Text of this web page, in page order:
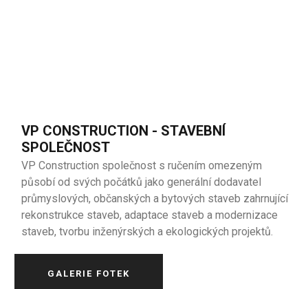
VP CONSTRUCTION - STAVEBNÍ
SPOLEČNOST
VP Construction společnost s ručením omezeným
působí od svých počátků jako generální dodavatel
průmyslových, občanských a bytových staveb zahrnující
rekonstrukce staveb, adaptace staveb a modernizace
staveb, tvorbu inženýrských a ekologických projektů.
GALERIE FOTEK